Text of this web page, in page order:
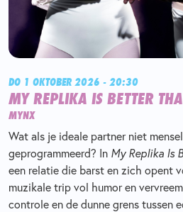
DO 1 OKTOBER 2026 - 20:30
MY REPLIKA IS BETTER
MYNX
Wat als je ideale partner niet
geprogrammeerd? In My Replika Is
een relatie die barst en zich opent
muzikale trip vol humor en
controle en de dunne grens tussen